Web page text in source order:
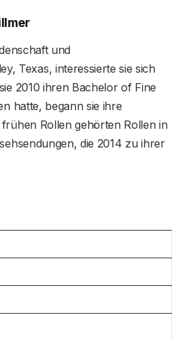
und
Texas, interessierte sie sich
2010 ihren Bachelor of Fine
hatte, begann sie ihre
Rollen gehörten Rollen in
die 2014 zu ihrer